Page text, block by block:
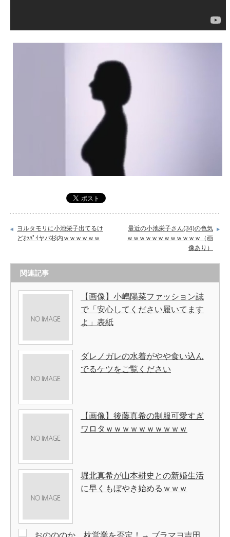
ヨルタモリに小池栄子出てるけ
どｵｯﾊﾟｲヤバ杉内ｗｗｗｗｗｗ
最近の小池栄子さん(34)の色気
ｗｗｗｗｗｗｗｗｗｗｗｗ（画
像あり）
関連記事
【画像】小嶋陽菜ファッション誌
で「安心してください履いてます
よ」表紙
ダレノガレの水着がやや食い込ん
でるケツをご覧ください
【画像】後藤真希の制服可愛すぎ
ワロタｗｗｗｗｗｗｗｗｗｗ
堀北真希が山本耕史との新婚生活
に早くもぼやき始めるｗｗｗ
おのののか、枕営業を否定！→ ブラマヨ吉田